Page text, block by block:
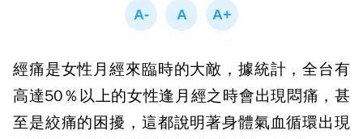
經痛是女性月經來臨時的大敵，據統計，全台有
高達50％以上的女性逢月經之時會出現悶痛，甚
至是絞痛的困擾，這都說明著身體氣血循環出現